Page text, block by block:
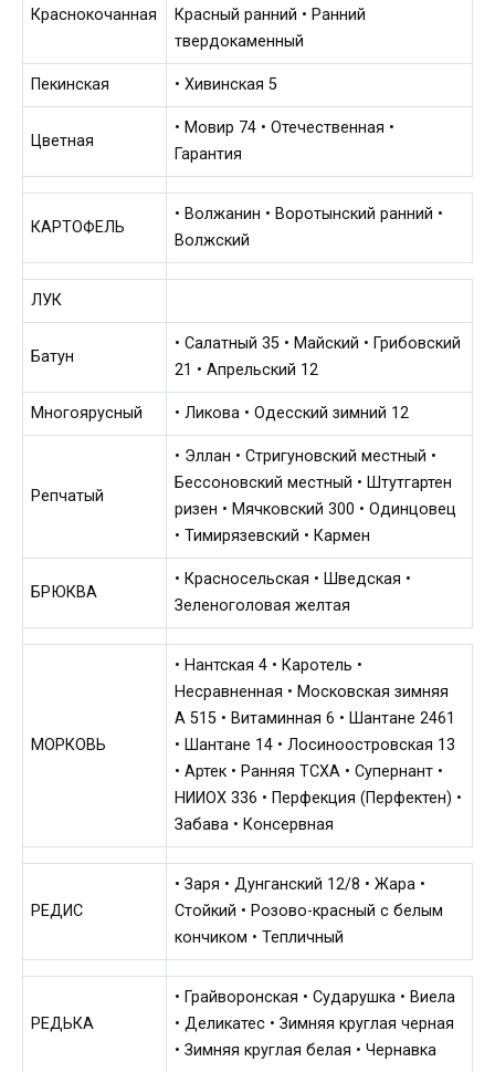
Краснокочанная
Красный ранний • Ранний
твердокаменный
Пекинская • Хивинская 5
Цветная
• Мовир 74 • Отечественная •
Гарантия
КАРТОФЕЛЬ
• Волжанин • Воротынский ранний •
Волжский
ЛУК
Батун
• Салатный 35 • Майский • Грибовский
21 • Апрельский 12
Многоярусный • Ликова • Одесский зимний 12
Репчатый
• Эллан • Стригуновский местный •
Бессоновский местный • Штутгартен
ризен • Мячковский 300 • Одинцовец
• Тимирязевский • Кармен
БРЮКВА
• Красносельская • Шведская •
Зеленоголовая желтая
МОРКОВЬ
• Нантская 4 • Каротель •
Несравненная • Московская зимняя
А 515 • Витаминная 6 • Шантане 2461
• Шантане 14 • Лосиноостровская 13
• Артек • Ранняя ТСХА • Супернант •
НИИОХ 336 • Перфекция (Перфектен) •
Забава • Консервная
РЕДИС
• Заря • Дунганский 12/8 • Жара •
Стойкий • Розово-красный с белым
кончиком • Тепличный
РЕДЬКА
• Грайворонская • Сударушка • Виела
• Деликатес • Зимняя круглая черная
• Зимняя круглая белая • Чернавка